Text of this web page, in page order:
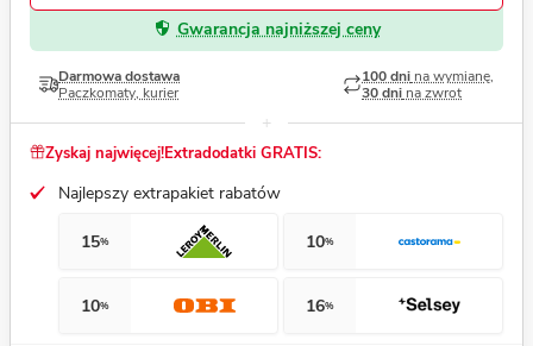
Gwarancja najniższej ceny
Darmowa dostawa
Paczkomaty, kurier
100 dni na wymianę,
30 dni na zwrot
Zyskaj najwięcej!Extradodatki GRATIS:
Najlepszy extrapakiet rabatów
15% 10%
10% 16%